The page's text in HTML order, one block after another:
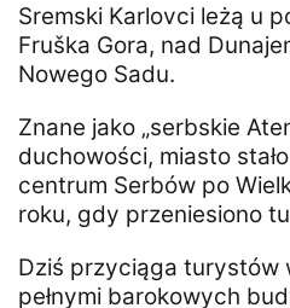
Sremski Karlovci leżą u
Fruška Gora, nad
Nowego Sadu.
Znane jako „serbskie
duchowości, miasto
centrum Serbów po
roku, gdy przeniesiono
Dziś przyciąga turystów
pełnymi barokowych